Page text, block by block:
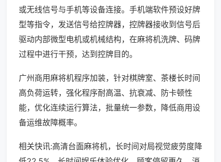
或无线信号与手机等设备连接。手机端软件预设好牌
型等指令，发送信号给控牌器，控牌器接收到信号后
驱动内部微型电机或机械结构，在麻将机洗牌、码牌
过程中进行干预，达到控牌目的。
广州商用麻将机程序加装，针对棋牌室、茶楼长时间
高负荷运转，强化程序耐高温、抗衰减、防卡顿性
能，优化连续运行算法，批量统一参数，降低商用设
备运维故障概率。
相关快讯:高清台面麻将机，长时间对局视觉疲劳度降